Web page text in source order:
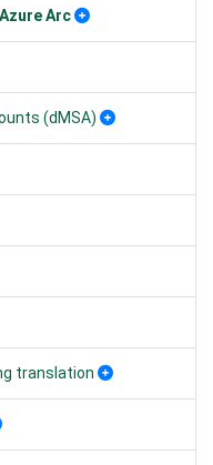
Arc
(dMSA)
translation